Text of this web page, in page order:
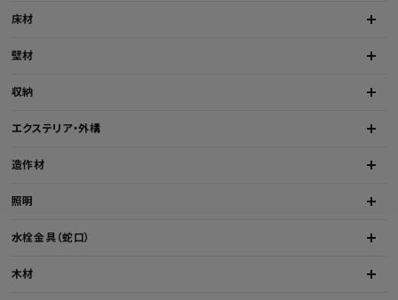
お問い合わせ
メルマガ登録
床材
壁材
収納
エクステリア・外構
造作材
照明
水栓金具（蛇口）
木材